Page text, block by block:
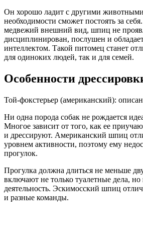
Он хорошо ладит с другими
необходимости сможет постоять за
медвежий внешний вид, шпиц не
дисциплинирован, послушен и
интеллектом. Такой питомец станет
для одиноких людей, так и для семей.
Особенности
Той-фокстерьер (американский):
Ни одна порода собак не рождается
Многое зависит от того, как ее
и дрессируют. Американский шпиц
уровнем активности, поэтому ему
прогулок.
Прогулка должна длиться не меньше
включают не только туалетные дела,
деятельность. Эскимосский шпиц
и разные команды.